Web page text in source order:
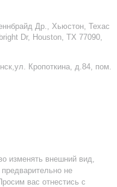
Др., Хьюстон, Техас
Dr, Houston, TX 77090,
Кропоткина, д.84, пом.
изменять внешний вид,
не
вас отнестись с